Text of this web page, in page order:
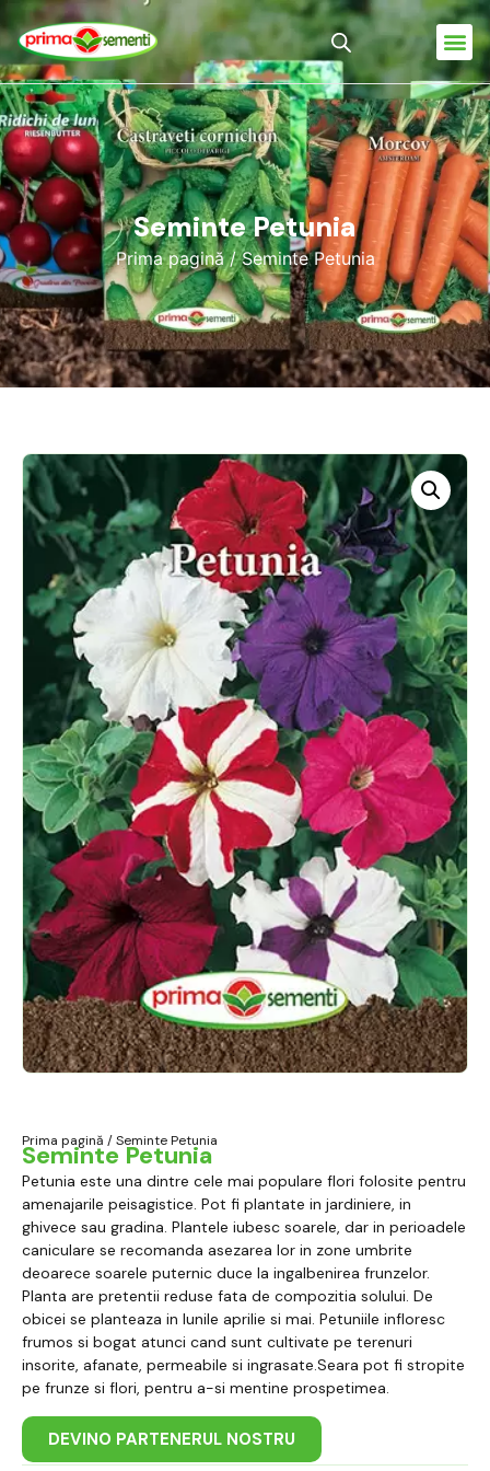
Seminte Petunia
Prima pagină/ Seminte Petunia
Prima pagină / Seminte Petunia
Seminte Petunia
Petunia este una dintre cele mai populare flori folosite pentru
amenajarile peisagistice. Pot fi plantate in jardiniere, in
ghivece sau gradina. Plantele iubesc soarele, dar in perioadele
caniculare se recomanda asezarea lor in zone umbrite
deoarece soarele puternic duce la ingalbenirea frunzelor.
Planta are pretentii reduse fata de compozitia solului. De
obicei se planteaza in lunile aprilie si mai. Petuniile infloresc
frumos si bogat atunci cand sunt cultivate pe terenuri
insorite, afanate, permeabile si ingrasate.Seara pot fi stropite
pe frunze si flori, pentru a-si mentine prospetimea.
DEVINO PARTENERUL NOSTRU